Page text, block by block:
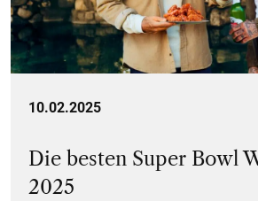
10.02.2025
Die besten Super Bowl
2025